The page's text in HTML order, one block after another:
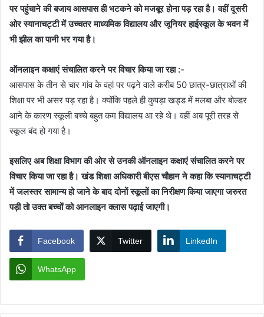
पर पहुंचाने की बजाय आसपास ही भटकने को मजबूर होना पड़ रहा है। वहीं दूसरी
ओर स्यानाचट्टी में उच्चतर माध्यमिक विद्यालय और जूनियर हाईस्कूल के भवन में
भी झील का पानी भर गया है।
ऑनलाइन कक्षाएं संचालित करने पर विचार किया जा रहा :-
आसपास के तीन से चार गांव के वहां पर पढ़ने वाले करीब 50 छात्र-छात्राओं की
शिक्षा पर भी असर पड़ रहा है। क्योंकि पहले ही कुपड़ा खड्ड में मलबा और बोल्डर
आने के कारण स्कूली बच्चे बहुत कम विद्यालय आ रहे थे। वहीं अब पूरी तरह से
स्कूल बंद हो गया है।
इसलिए अब शिक्षा विभाग की ओर से उनकी ऑनलाइन कक्षाएं संचालित करने पर
विचार किया जा रहा है। खंड शिक्षा अधिकारी बीएस चौहान ने कहा कि स्यानाचट्टी
में जलस्तर सामान्य हो जाने के बाद दोनों स्कूलों का निरीक्षण किया जाएगा जरुरत
पड़ी तो उक्त बच्चों को आनलाइन क्लास पढ़ाई जाएगी।
Facebook Twitter LinkedIn
WhatsApp